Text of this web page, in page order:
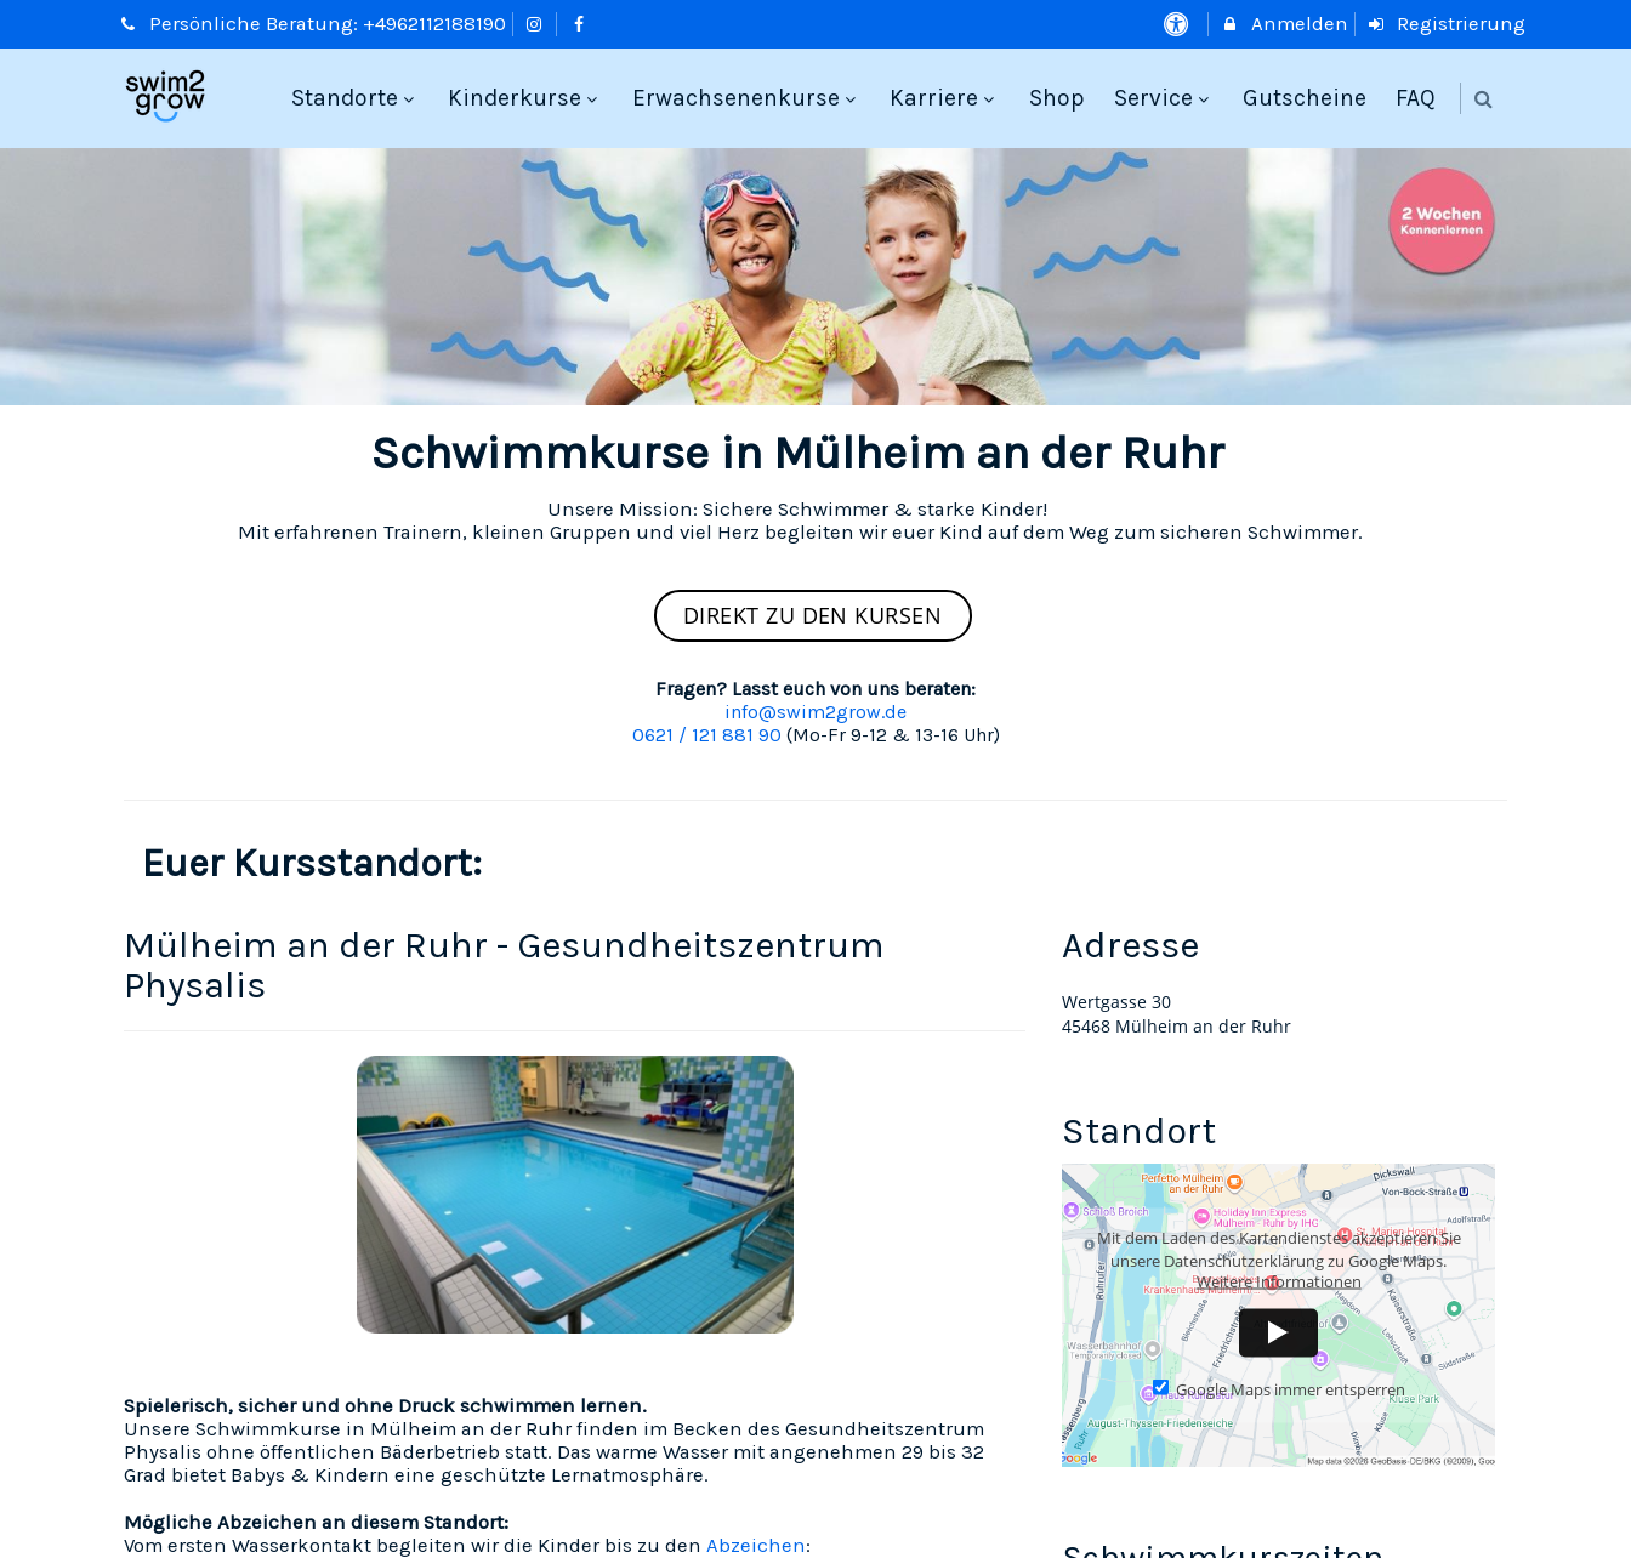
Persönliche Beratung: +4962112188190 Anmelden Registrierung
Standorte Kinderkurse Erwachsenenkurse Karriere Shop Service Gutscheine FAQ
Schwimmkurse in Mülheim an der Ruhr
Unsere Mission: Sichere Schwimmer & starke Kinder!
Mit erfahrenen Trainern, kleinen Gruppen und viel Herz begleiten wir euer Kind auf dem Weg zum sicheren Schwimmer.
DIREKT ZU DEN KURSEN
Fragen? Lasst euch von uns beraten:
info@swim2grow.de
0621 / 121 881 90 (Mo-Fr 9-12 & 13-16 Uhr)
Euer Kursstandort:
Mülheim an der Ruhr - Gesundheitszentrum
Physalis
Spielerisch, sicher und ohne Druck schwimmen lernen.
Unsere Schwimmkurse in Mülheim an der Ruhr finden im Becken des Gesundheitszentrum
Physalis ohne öffentlichen Bäderbetrieb statt. Das warme Wasser mit angenehmen 29 bis 32
Grad bietet Babys & Kindern eine geschützte Lernatmosphäre.
Mögliche Abzeichen an diesem Standort:
Vom ersten Wasserkontakt begleiten wir die Kinder bis zu den Abzeichen:
Adresse
Wertgasse 30
45468 Mülheim an der Ruhr
Standort
Mit dem Laden des Kartendienstes akzeptieren Sie
unsere Datenschutzerklärung zu Google Maps.
Weitere Informationen
Google Maps immer entsperren